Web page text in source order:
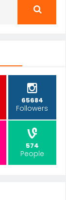
65684
Followers
574
People